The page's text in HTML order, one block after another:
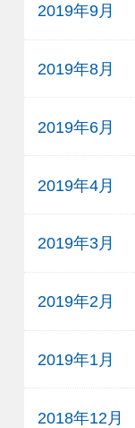
2019年9月
2019年8月
2019年6月
2019年4月
2019年3月
2019年2月
2019年1月
2018年12月